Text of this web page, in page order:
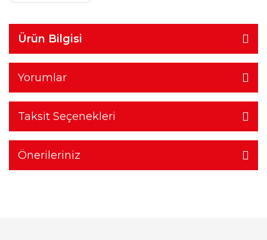
Ürün Bilgisi
Yorumlar
Taksit Seçenekleri
Önerileriniz